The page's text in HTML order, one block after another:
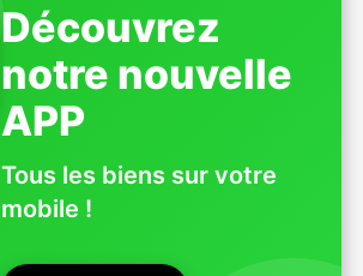
Découvrez
notre nouvelle
APP
Tous les biens sur votre
mobile !